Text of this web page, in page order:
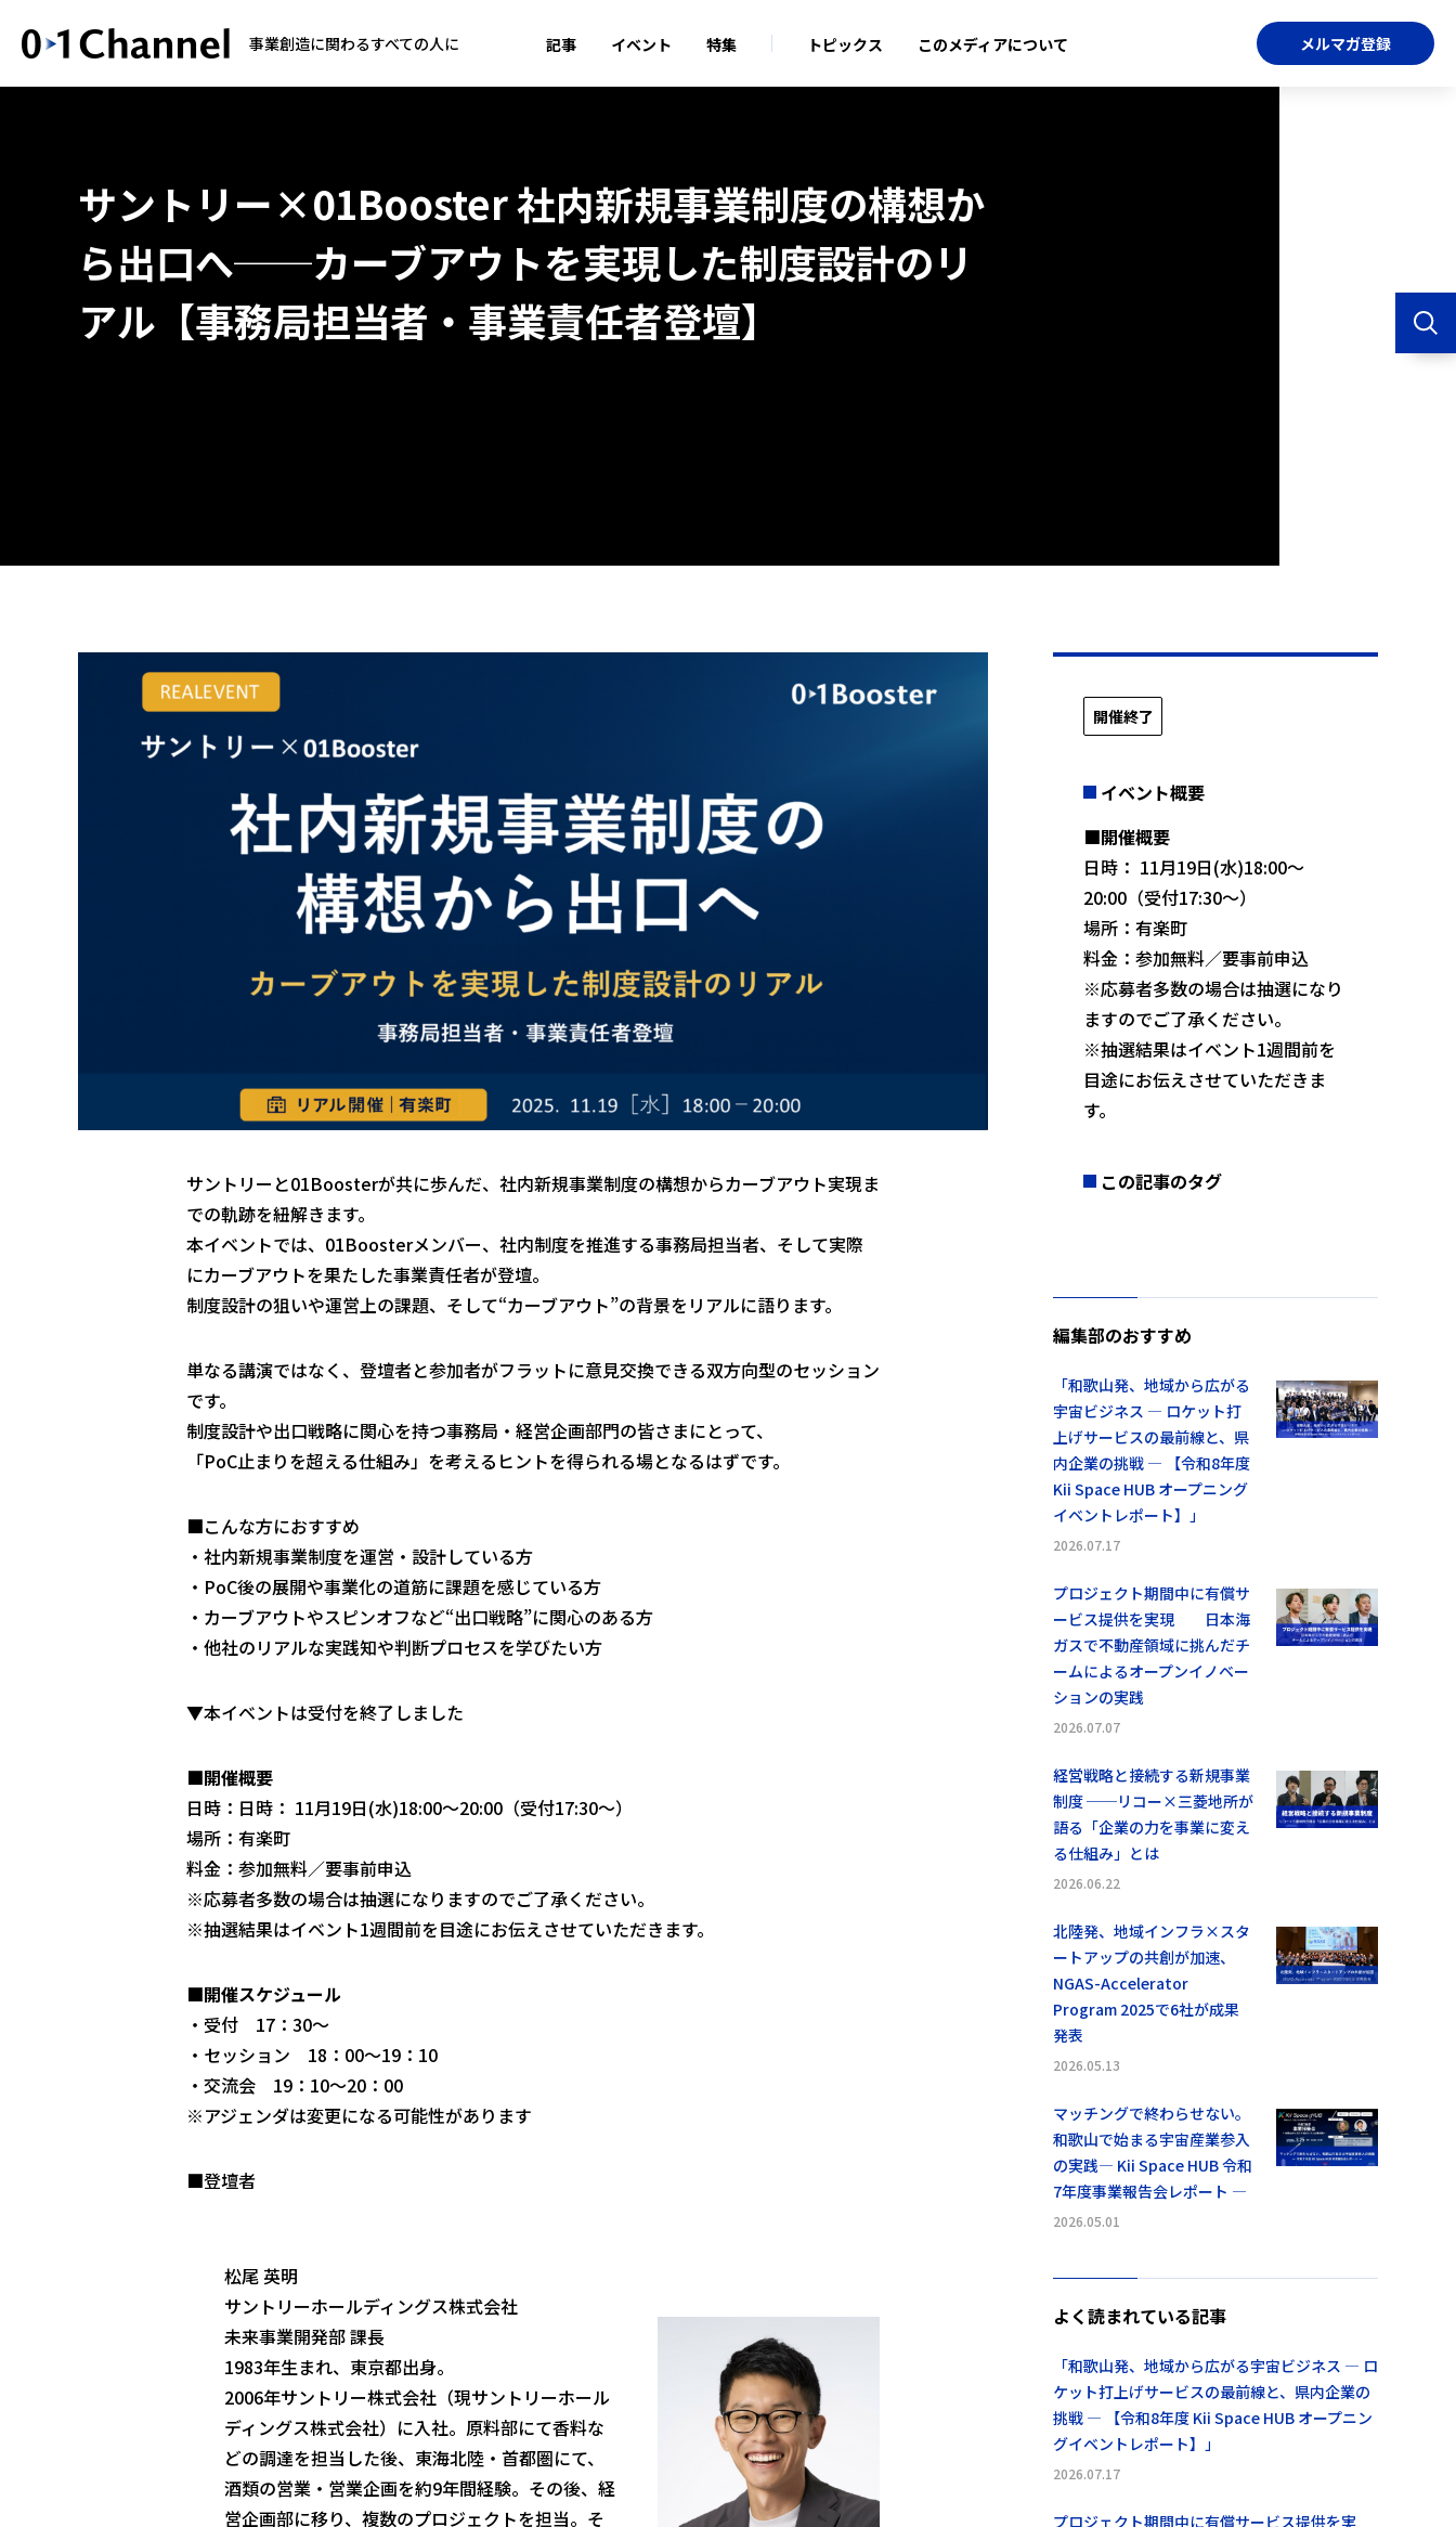
事業創造に関わるすべての人に 記事 イベント 特集 トピックス このメディアについて メルマガ登録
サントリー×01Booster 社内新規事業制度の構想か
ら出口へ──カーブアウトを実現した制度設計のリ
アル【事務局担当者・事業責任者登壇】
サントリーと01Boosterが共に歩んだ、社内新規事業制度の構想からカーブアウト実現ま
での軌跡を紐解きます。
本イベントでは、01Boosterメンバー、社内制度を推進する事務局担当者、そして実際
にカーブアウトを果たした事業責任者が登壇。
制度設計の狙いや運営上の課題、そして“カーブアウト”の背景をリアルに語ります。
単なる講演ではなく、登壇者と参加者がフラットに意見交換できる双方向型のセッション
です。
制度設計や出口戦略に関心を持つ事務局・経営企画部門の皆さまにとって、
「PoC止まりを超える仕組み」を考えるヒントを得られる場となるはずです。
■こんな方におすすめ
・社内新規事業制度を運営・設計している方
・PoC後の展開や事業化の道筋に課題を感じている方
・カーブアウトやスピンオフなど“出口戦略”に関心のある方
・他社のリアルな実践知や判断プロセスを学びたい方
▼本イベントは受付を終了しました
■開催概要
日時：日時： 11月19日(水)18:00～20:00（受付17:30～）
場所：有楽町
料金：参加無料／要事前申込
※応募者多数の場合は抽選になりますのでご了承ください。
※抽選結果はイベント1週間前を目途にお伝えさせていただきます。
■開催スケジュール
・受付 17：30～
・セッション 18：00～19：10
・交流会 19：10～20：00
※アジェンダは変更になる可能性があります
■登壇者
松尾 英明
サントリーホールディングス株式会社
未来事業開発部 課長
1983年生まれ、東京都出身。
2006年サントリー株式会社（現サントリーホール
ディングス株式会社）に入社。原料部にて香料な
どの調達を担当した後、東海北陸・首都圏にて、
酒類の営業・営業企画を約9年間経験。その後、経
営企画部に移り、複数のプロジェクトを担当。そ
開催終了
イベント概要
■開催概要
日時： 11月19日(水)18:00～
20:00（受付17:30～）
場所：有楽町
料金：参加無料／要事前申込
※応募者多数の場合は抽選になり
ますのでご了承ください。
※抽選結果はイベント1週間前を
目途にお伝えさせていただきま
す。
この記事のタグ
編集部のおすすめ
「和歌山発、地域から広がる
宇宙ビジネス ― ロケット打
上げサービスの最前線と、県
内企業の挑戦 ― 【令和8年度
Kii Space HUB オープニング
イベントレポート】」
2026.07.17
プロジェクト期間中に有償サ
ービス提供を実現 日本海
ガスで不動産領域に挑んだチ
ームによるオープンイノベー
ションの実践
2026.07.07
経営戦略と接続する新規事業
制度 ──リコー×三菱地所が
語る「企業の力を事業に変え
る仕組み」とは
2026.06.22
北陸発、地域インフラ×スタ
ートアップの共創が加速、
NGAS-Accelerator
Program 2025で6社が成果
発表
2026.05.13
マッチングで終わらせない。
和歌山で始まる宇宙産業参入
の実践― Kii Space HUB 令和
7年度事業報告会レポート ―
2026.05.01
よく読まれている記事
「和歌山発、地域から広がる宇宙ビジネス ― ロ
ケット打上げサービスの最前線と、県内企業の
挑戦 ― 【令和8年度 Kii Space HUB オープニン
グイベントレポート】」
2026.07.17
プロジェクト期間中に有償サービス提供を実